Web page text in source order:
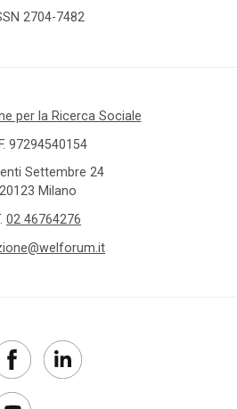
2704-7482
per la Ricerca Sociale
97294540154
Settembre 24
20123 Milano
02 46764276